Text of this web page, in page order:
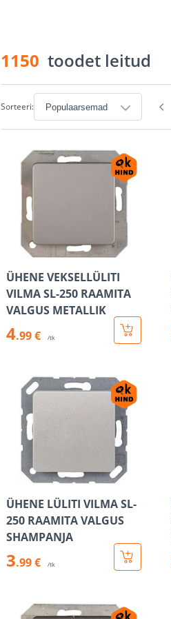
1150 toodet leitud
Sorteeri:
ÜHENE VEKSELLÜLITI
VILMA SL-250 RAAMITA
VALGUS METALLIK
4.99 € /tk
ÜHENE LÜLITI VILMA SL-
250 RAAMITA VALGUS
SHAMPANJA
3.99 € /tk